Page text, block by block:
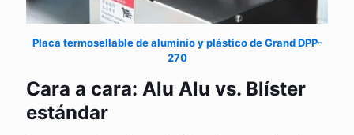
Placa termosellable de aluminio y plástico de Grand DPP-
270
Cara a cara: Alu Alu vs. Blíster
estándar